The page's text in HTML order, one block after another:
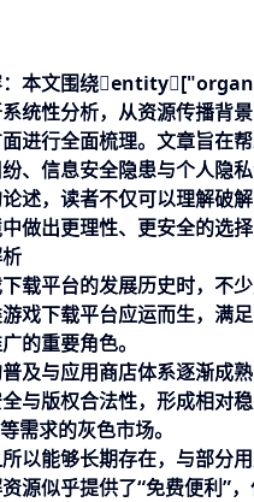
：本文围绕
统性分析，从资源传播背
进行全面梳理。文章旨在
、信息安全隐患与个人隐
述，读者不仅可以理解破
做出更理性、更安全的选择
载平台的发展历史时，不
戏下载平台应运而生，满
的重要角色。
及与应用商店体系逐渐成
与版权合法性，形成相对
需求的灰色市场。
以能够长期存在，与部分
源似乎提供了“免费便利”